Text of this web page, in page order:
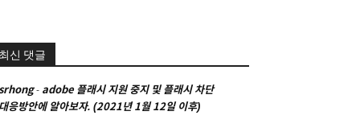
신 댓글
- adobe 플래시 지원 중지 및 플래시 차단
응방안에 알아보자. (2021년 1월 12일 이후)